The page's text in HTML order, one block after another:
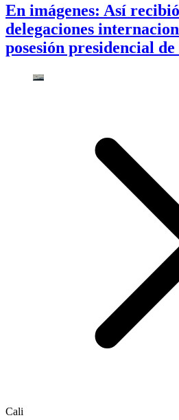
En imágenes: Así
delegaciones
posesión presidencial
Cali